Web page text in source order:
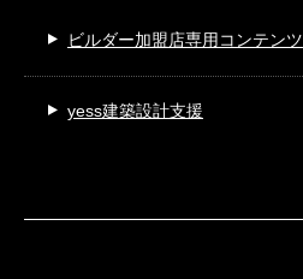
ビルダー加盟店専用コンテンツ
yess建築設計支援